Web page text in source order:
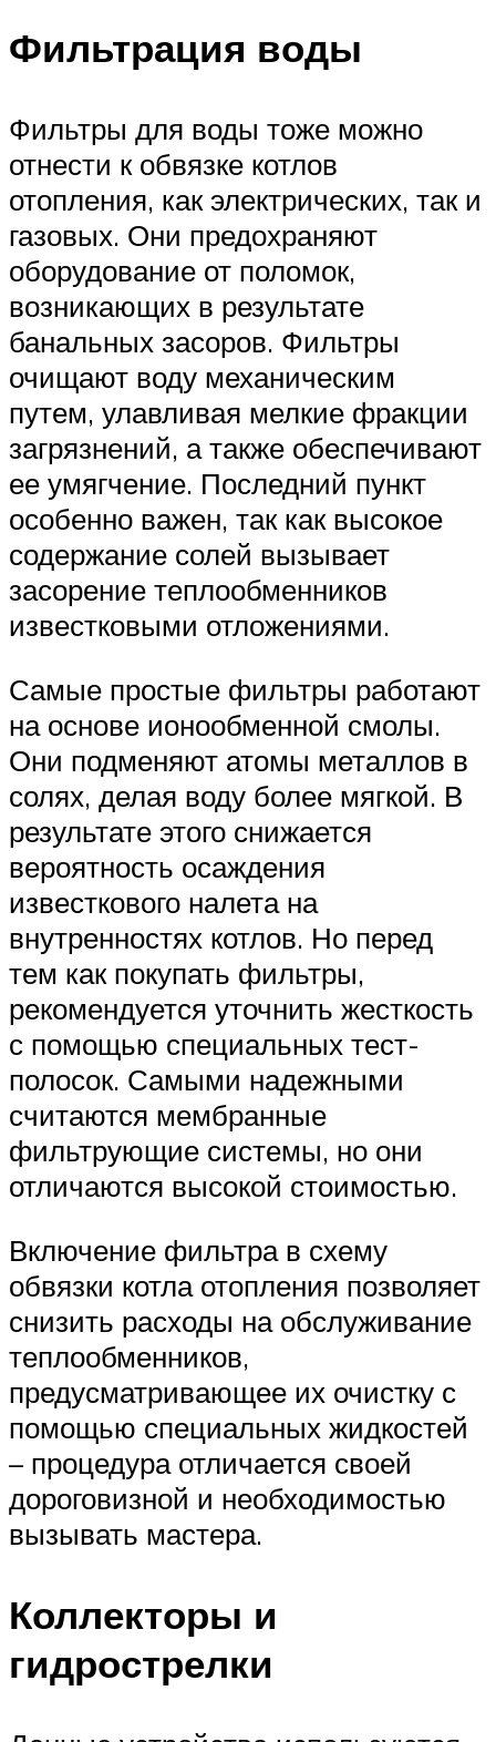
Фильтрация воды
Фильтры для воды тоже можно
отнести к обвязке котлов
отопления, как электрических, так и
газовых. Они предохраняют
оборудование от поломок,
возникающих в результате
банальных засоров. Фильтры
очищают воду механическим
путем, улавливая мелкие фракции
загрязнений, а также обеспечивают
ее умягчение. Последний пункт
особенно важен, так как высокое
содержание солей вызывает
засорение теплообменников
известковыми отложениями.
Самые простые фильтры работают
на основе ионообменной смолы.
Они подменяют атомы металлов в
солях, делая воду более мягкой. В
результате этого снижается
вероятность осаждения
известкового налета на
внутренностях котлов. Но перед
тем как покупать фильтры,
рекомендуется уточнить жесткость
с помощью специальных тест-
полосок. Самыми надежными
считаются мембранные
фильтрующие системы, но они
отличаются высокой стоимостью.
Включение фильтра в схему
обвязки котла отопления позволяет
снизить расходы на обслуживание
теплообменников,
предусматривающее их очистку с
помощью специальных жидкостей
– процедура отличается своей
дороговизной и необходимостью
вызывать мастера.
Коллекторы и
гидрострелки